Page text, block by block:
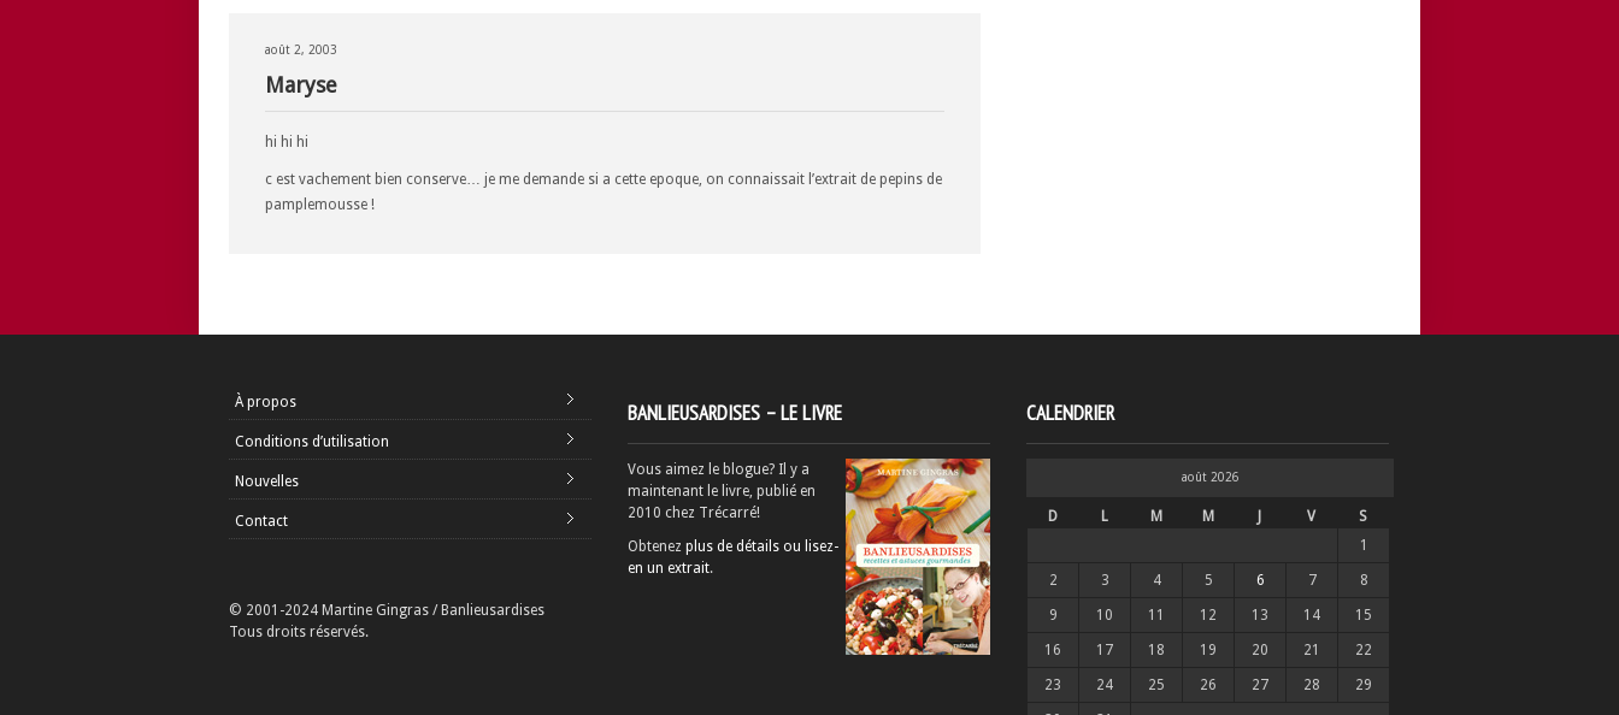
août 2, 2003
Maryse
hi hi hi
c est vachement bien conserve… je me demande si a cette epoque, on connaissait l’extrait de pepins de
pamplemousse !
À propos
Conditions d’utilisation
Nouvelles
Contact
© 2001-2024 Martine Gingras / Banlieusardises
Tous droits réservés.
BANLIEUSARDISES – LE LIVRE
Vous aimez le blogue? Il y a
maintenant le livre, publié en
2010 chez Trécarré!
Obtenez plus de détails ou lisez-
en un extrait.
CALENDRIER
août 2026
D L M M V
S
1
2 3 4 5 6 7 8
9 10 11 12 13 14 15
16 17 18 19 20 21 22
23 24 25 26 27 28 29